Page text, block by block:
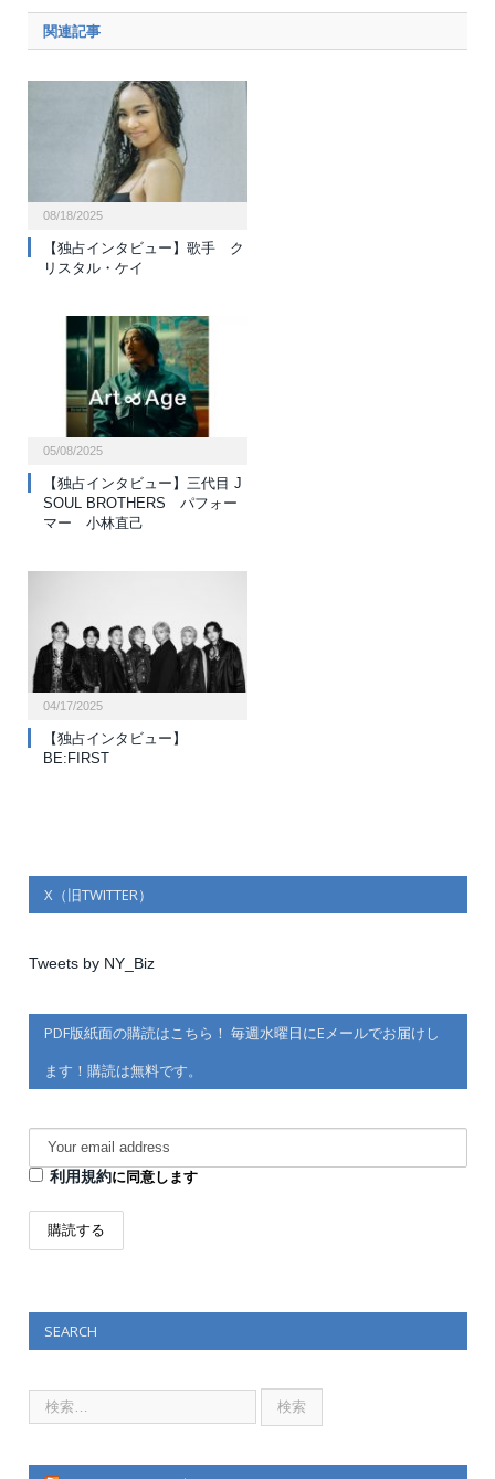
関連記事
08/18/2025
【独占インタビュー】歌手 ク
リスタル・ケイ
05/08/2025
【独占インタビュー】三代目 J
SOUL BROTHERS パフォー
マー 小林直己
04/17/2025
【独占インタビュー】
BE:FIRST
X（旧TWITTER）
Tweets by NY_Biz
PDF版紙面の購読はこちら！ 毎週水曜日にEメールでお届けし
ます！購読は無料です。
利用規約に同意します
SEARCH